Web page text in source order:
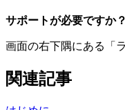
サポートが必要ですか
画面の右下隅にある「
関連記事